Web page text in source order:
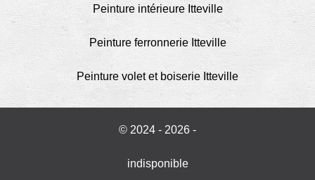
Peinture intérieure Itteville
Peinture ferronnerie Itteville
Peinture volet et boiserie Itteville
© 2024 - 2026 -
indisponible